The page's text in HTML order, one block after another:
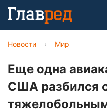
Новости › Мир
Еще одна
США разбился